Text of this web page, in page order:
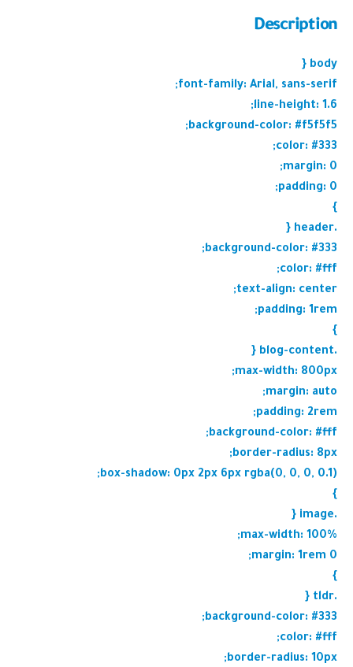
Description
body {
font-family: Arial, sans-serif;
line-height: 1.6;
background-color: #f5f5f5;
color: #333;
margin: 0;
padding: 0;
}
.header {
background-color: #333;
color: #fff;
text-align: center;
padding: 1rem;
}
.blog-content {
max-width: 800px;
margin: auto;
padding: 2rem;
background-color: #fff;
border-radius: 8px;
box-shadow: 0px 2px 6px rgba(0, 0, 0, 0.1);
}
.image {
max-width: 100%;
margin: 1rem 0;
}
.tldr {
background-color: #333;
color: #fff;
border-radius: 10px;